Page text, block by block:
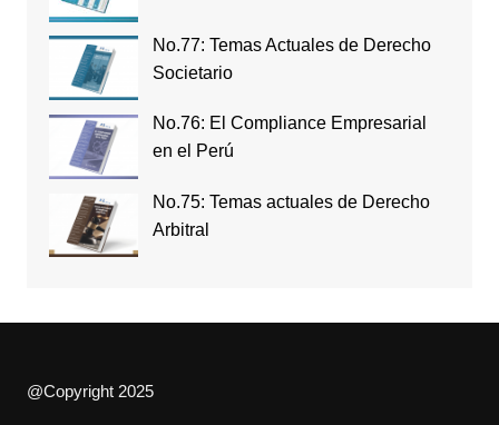
No.77: Temas Actuales de Derecho
Societario
No.76: El Compliance Empresarial
en el Perú
No.75: Temas actuales de Derecho
Arbitral
@Copyright 2025